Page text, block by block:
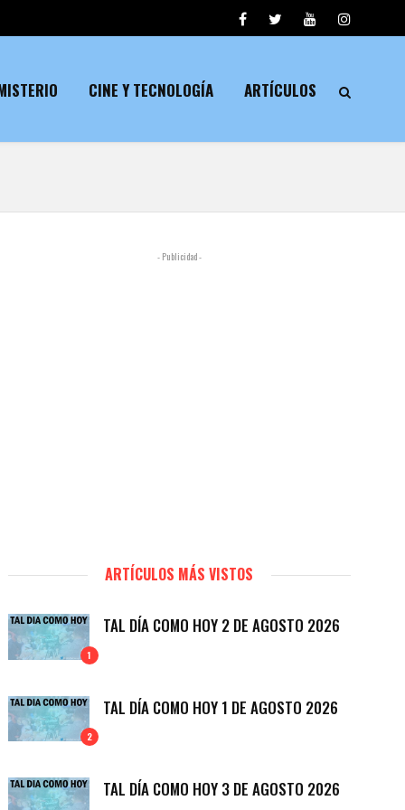
CINE Y TECNOLOGÍA ARTÍCULOS
- Publicidad -
ARTÍCULOS MÁS VISTOS
1
TAL DÍA COMO HOY 2 DE AGOSTO 2026
2
TAL DÍA COMO HOY 1 DE AGOSTO 2026
TAL DÍA COMO HOY 3 DE AGOSTO 2026